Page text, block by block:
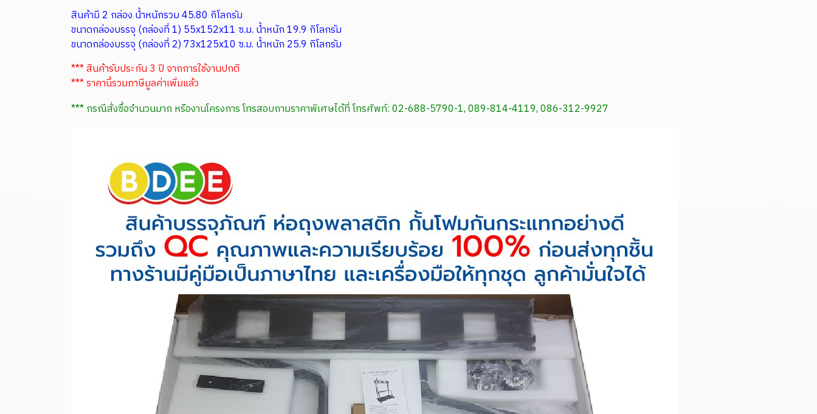
สินค้ามี 2 กล่อง น้ำหนักรวม 45.80 กิโลกรัม
ขนาดกล่องบรรจุ (กล่องที่ 1) 55x152x11 ซ.ม. น้ำหนัก 19.9 กิโลกรัม
ขนาดกล่องบรรจุ (กล่องที่ 2) 73x125x10 ซ.ม. น้ำหนัก 25.9 กิโลกรัม
*** สินค้ารับประกัน 3 ปี จากการใช้งานปกติ
*** ราคานี้รวมภาษีมูลค่าเพิ่มแล้ว
*** กรณีสั่งซื้อจำนวนมาก หรืองานโครงการ โทรสอบถามราคาพิเศษได้ที่ โทรศัพท์: 02-688-5790-1, 089-814-4119, 086-312-9927